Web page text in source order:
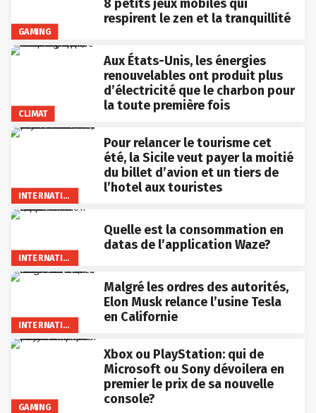
GAMING
8 petits jeux mobiles qui
respirent le zen et la tranquillité
CLIMAT
Aux États-Unis, les énergies
renouvelables ont produit plus
d’électricité que le charbon pour
la toute première fois
INTERNATIONAL
Pour relancer le tourisme cet
été, la Sicile veut payer la moitié
du billet d’avion et un tiers de
l’hotel aux touristes
INTERNATIONAL
Quelle est la consommation en
datas de l’application Waze?
INTERNATIONAL
Malgré les ordres des autorités,
Elon Musk relance l’usine Tesla
en Californie
GAMING
Xbox ou PlayStation: qui de
Microsoft ou Sony dévoilera en
premier le prix de sa nouvelle
console?